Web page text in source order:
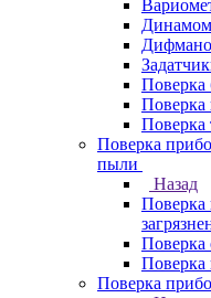
Поверка
Поверка
Поверка
Поверка
пыли
Назад
Поверка
Поверка
Поверка
Поверка